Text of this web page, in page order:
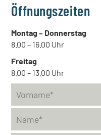
Öffnungszeiten
Montag – Donnerstag
8.00 – 16.00 Uhr
Freitag
8.00 – 13.00 Uhr